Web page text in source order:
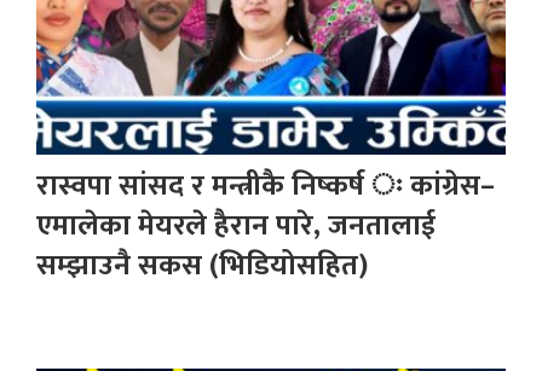
रास्वपा सांसद र मन्त्रीकै निष्कर्ष ः कांग्रेस–
एमालेका मेयरले हैरान पारे, जनतालाई
सम्झाउनै सकस (भिडियोसहित)